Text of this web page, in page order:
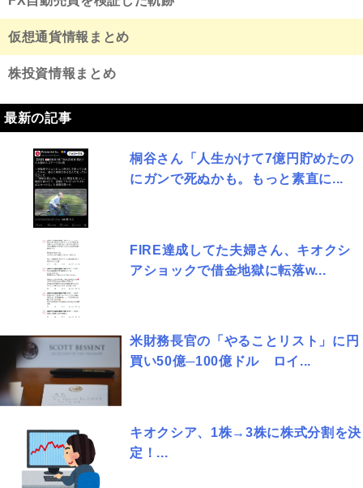
仮想通貨情報まとめ
株投資情報まとめ
最新の記事
桐谷さん「人生かけて7億円貯めたの
にガンで死ぬかも。もっと素直に...
FIRE達成してた夫婦さん、キオクシ
アショックで借金地獄に転落w...
米財務長官の「やることリスト」に円
買い50億─100億ドル ロイ...
キオクシア、1株→3株に株式分割を決
定！...